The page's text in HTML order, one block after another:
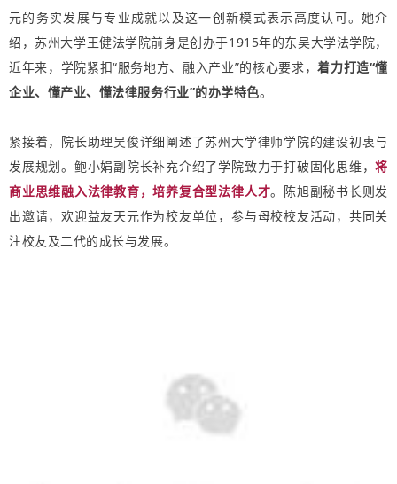
元的务实发展与专业成就以及这一创新模式表示高度认可。她介
绍，苏州大学王健法学院前身是创办于1915年的东吴大学法学院，
近年来，学院紧扣“服务地方、融入产业”的核心要求，着力打造“懂
企业、懂产业、懂法律服务行业”的办学特色。
紧接着，院长助理吴俊详细阐述了苏州大学律师学院的建设初衷与
发展规划。鲍小娟副院长补充介绍了学院致力于打破固化思维，将
商业思维融入法律教育，培养复合型法律人才。陈旭副秘书长则发
出邀请，欢迎益友天元作为校友单位，参与母校校友活动，共同关
注校友及二代的成长与发展。